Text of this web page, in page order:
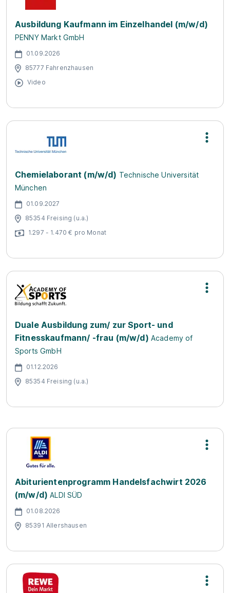
Ausbildung Kaufmann im Einzelhandel (m/w/d)
PENNY Markt GmbH
01.09.2026
85777 Fahrenzhausen
Video
Chemielaborant (m/w/d) Technische Universität
München
01.09.2027
85354 Freising (u.a.)
1.297 - 1.470 € pro Monat
Duale Ausbildung zum/ zur Sport- und
Fitnesskaufmann/ -frau (m/w/d) Academy of
Sports GmbH
01.12.2026
85354 Freising (u.a.)
Abiturientenprogramm Handelsfachwirt 2026
(m/w/d) ALDI SÜD
01.08.2026
85391 Allershausen